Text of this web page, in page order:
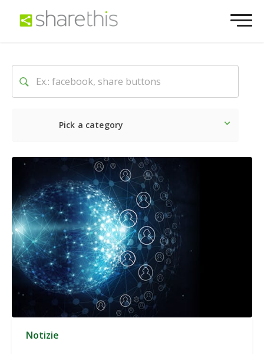
Pick a category
Ultime notizie Sociale
Notizie